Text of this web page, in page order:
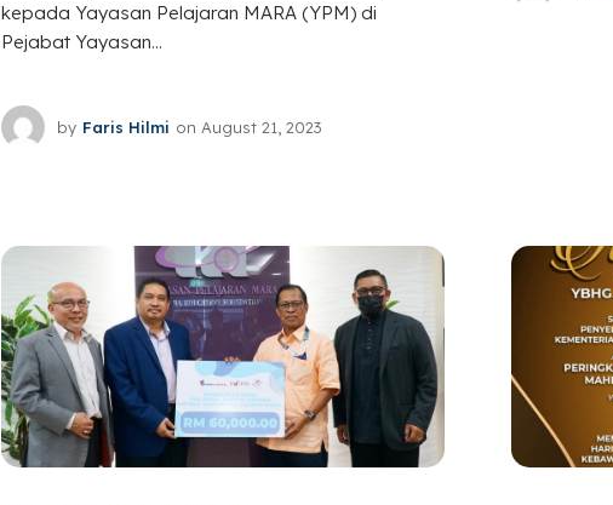
kepada Yayasan Pelajaran MARA (YPM) di
Pejabat Yayasan...
by Faris Hilmi on August 21, 2023